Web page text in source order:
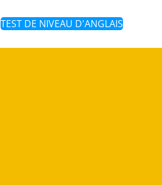
TEST DE NIVEAU D'ANGLAIS